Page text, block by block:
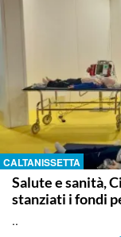
CALTANISSETTA
Salute e sanità,
stanziati i fondi
..